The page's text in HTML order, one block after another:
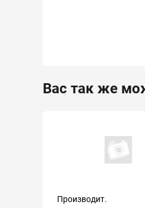
Вас так же
Производит.